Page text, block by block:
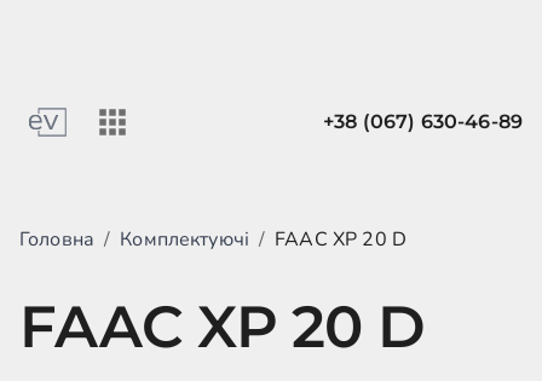
+38 (067) 630-46-89
Головна / Комплектуючі / FAAC XP 20 D
FAAC XP 20 D